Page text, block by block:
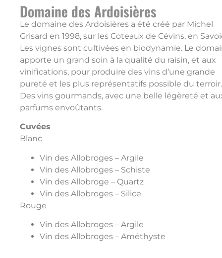
Domaine des Ardoisières
Le domaine des Ardoisières a été créé par Michel
Grisard en 1998, sur les Coteaux de Cévins, en
Les vignes sont cultivées en biodynamie. Le
apporte un grand soin à la qualité du raisin, et aux
vinifications, pour produire des vins d’une grande
pureté et les plus représentatifs possible du terroir.
Des vins gourmands, avec une belle légèreté et
parfums envoûtants.
Cuvées
Blanc
Vin des Allobroges – Argile
Vin des Allobroges – Schiste
Vin des Allobroge – Quartz
Vin des Allobroges – Silice
Rouge
Vin des Allobroges – Argile
Vin des Allobroges – Améthyste